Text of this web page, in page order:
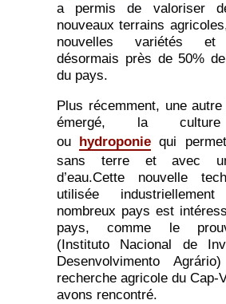
a permis de valoriser
nouveaux terrains
nouvelles variétés et
désormais près de 50% de
du pays.
Plus récemment, une
émergé, la culture
ou
hydroponie qui
sans terre et avec
d’eau.Cette nouvelle
utilisée
nombreux pays est
pays, comme le
(Instituto Nacional de
Desenvolvimento
recherche agricole du Cap-
avons rencontré.